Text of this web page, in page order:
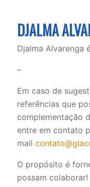
DJALMA
Djalma Alvarenga
–
Em caso de
referências que
complementação
entre em contato
mail
O propósito é
possam colaborar!